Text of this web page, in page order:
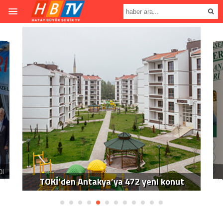
TOKİ’den Antakya’ya 472 yeni konut